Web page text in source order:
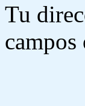
Tu